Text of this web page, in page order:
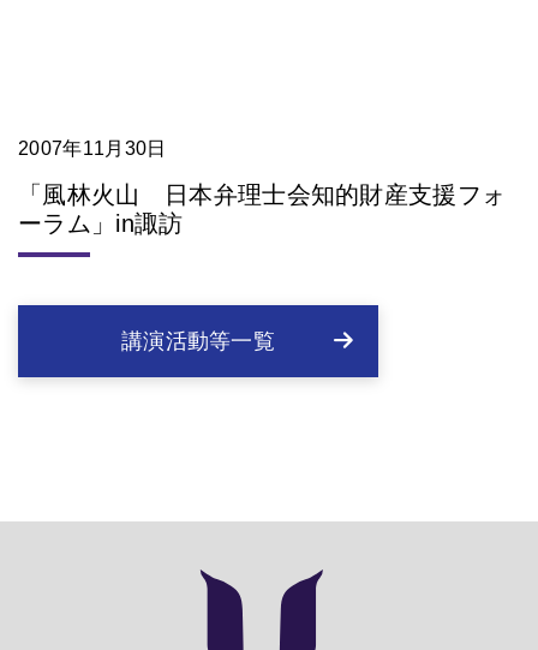
2007年11月30日
「風林火山 日本弁理士会知的財産支援フォ
ーラム」in諏訪
講演活動等一覧